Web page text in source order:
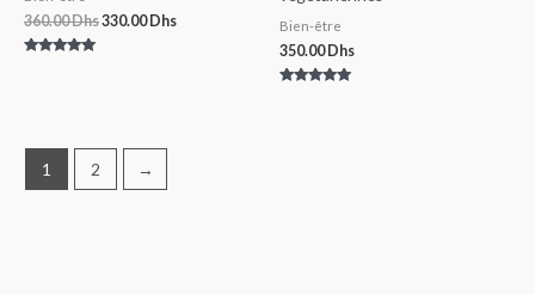
360.00Dhs330.00 Dhs Bien-être
350.00 Dhs
1 2 →